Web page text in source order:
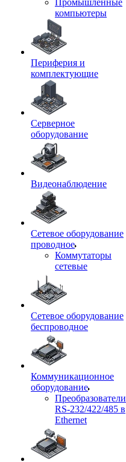
Промышленные
компьютеры
Периферия и
комплектующие
Серверное
оборудование
Видеонаблюдение
Сетевое оборудование
проводное
Коммутаторы
сетевые
Сетевое оборудование
беспроводное
Коммуникационное
оборудование
Преобразователи
RS-232/422/485 в
Ethernet